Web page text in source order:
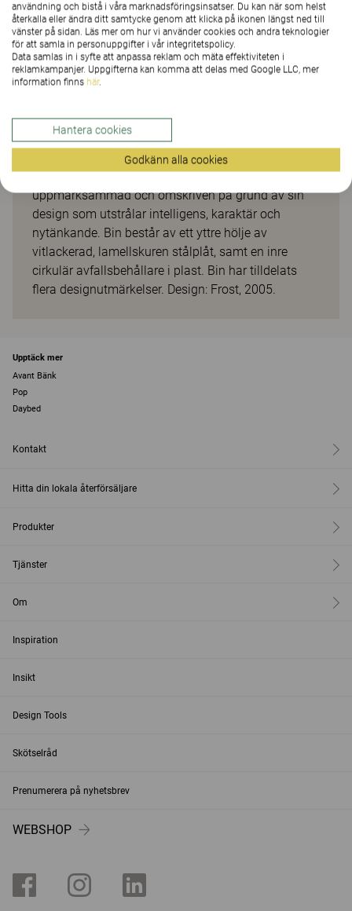
Nedladdningar (3)
Bin
En papperskorg som sväller ju mer skräp den fylls
med. Papperskorgen Bin blev direkt mycket
uppmärksammad och omskriven på grund av sin
design som utstrålar intelligens, karaktär och
nytänkande. Bin består av ett yttre hölje av
vitlackerad, lamellskuren stålplåt, samt en inre
cirkulär avfallsbehållare i plast. Bin har tilldelats
flera designutmärkelser. Design: Frost, 2005.
Upptäck mer
Avant Bänk
Pop
Daybed
Kontakt
Hitta din lokala återförsäljare
Produkter
Tjänster
Om
Inspiration
Insikt
Design Tools
Skötselråd
Prenumerera på nyhetsbrev
WEBSHOP
användning och bistå i våra marknadsföringsinsatser. Du kan när som helst
återkalla eller ändra ditt samtycke genom att klicka på ikonen längst ned till
vänster på sidan. Läs mer om hur vi använder cookies och andra teknologier
för att samla in personuppgifter i vår integritetspolicy.
Data samlas in i syfte att anpassa reklam och mäta effektiviteten i
reklamkampanjer. Uppgifterna kan komma att delas med Google LLC, mer
information finns här.
Hantera cookies
Godkänn alla cookies